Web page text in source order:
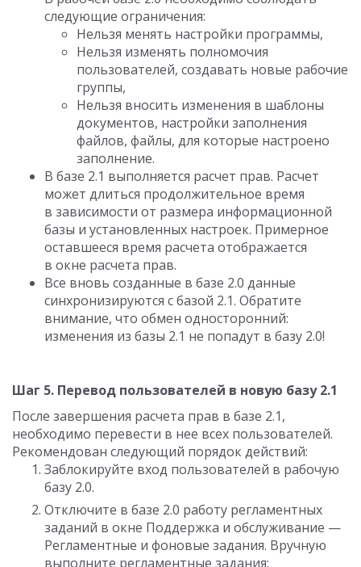
следующие ограничения:
Нельзя менять настройки программы,
Нельзя изменять полномочия
пользователей, создавать новые рабочие
группы,
Нельзя вносить изменения в шаблоны
документов, настройки заполнения
файлов, файлы, для которые настроено
заполнение.
В базе 2.1 выполняется расчет прав. Расчет
может длиться продолжительное время
в зависимости от размера информационной
базы и установленных настроек. Примерное
оставшееся время расчета отображается
в окне расчета прав.
Все вновь созданные в базе 2.0 данные
синхронизируются с базой 2.1. Обратите
внимание, что обмен односторонний:
изменения из базы 2.1 не попадут в базу 2.0!
Шаг 5. Перевод пользователей в новую базу 2.1
После завершения расчета прав в базе 2.1,
необходимо перевести в нее всех пользователей.
Рекомендован следующий порядок действий:
Заблокируйте вход пользователей в рабочую
базу 2.0.
Отключите в базе 2.0 работу регламентных
заданий в окне Поддержка и обслуживание —
Регламентные и фоновые задания. Вручную
выполните регламентные задания: